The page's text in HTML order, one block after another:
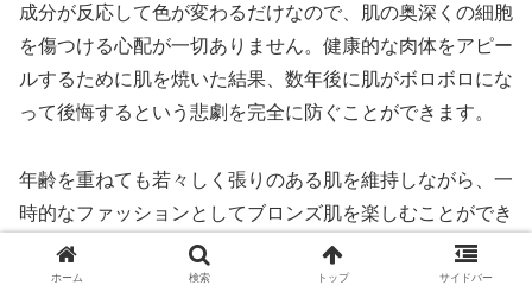
成分が反応して色が変わるだけなので、肌の奥深くの細胞
を傷つける心配が一切ありません。健康的な肉体をアピー
ルするために肌を焼いた結果、数年後に肌がボロボロにな
って後悔するという悲劇を完全に防ぐことができます。
年齢を重ねても若々しく張りのある肌を維持しながら、一
時的なファッションとしてブロンズ肌を楽しむことができ
るのは最大の魅力です。ボディメイクで筋肉を鍛えるのと
同じように、肌の健康も長期的な視点で守り抜くことが真
ホーム 検索 トップ サイドバー